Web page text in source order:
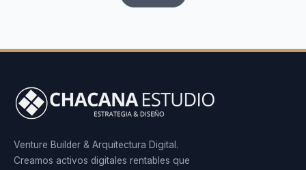
Venture Builder & Arquitectura Digital.
Creamos activos digitales rentables que